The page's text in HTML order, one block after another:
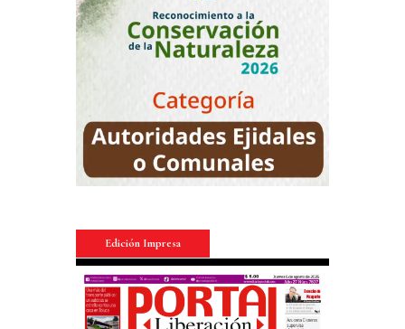
Edición Impresa